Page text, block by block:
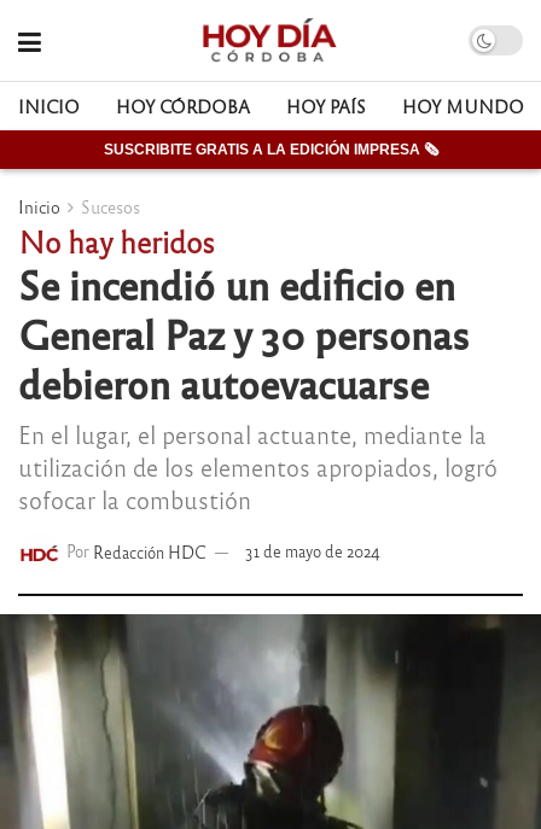
INICIO HOY CÓRDOBA HOY PAÍS HOY MUNDO
SUSCRIBITE GRATIS A LA EDICIÓN IMPRESA 🗞
Inicio Sucesos
No hay heridos
Se incendió un edificio en
General Paz y 30 personas
debieron autoevacuarse
En el lugar, el personal actuante, mediante la
utilización de los elementos apropiados, logró
sofocar la combustión
Por Redacción HDC 31 de mayo de 2024